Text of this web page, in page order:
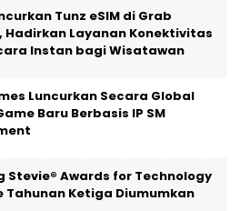
Tunz eSIM di Grab
Hadirkan Layanan Konektivitas
Instan bagi Wisatawan
Luncurkan Secara Global
Baru Berbasis IP SM
Stevie® Awards for Technology
Tahunan Ketiga Diumumkan